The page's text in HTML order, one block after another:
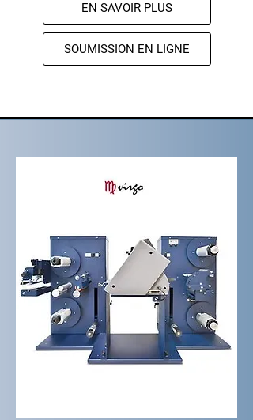
EN SAVOIR PLUS
SOUMISSION EN LIGNE